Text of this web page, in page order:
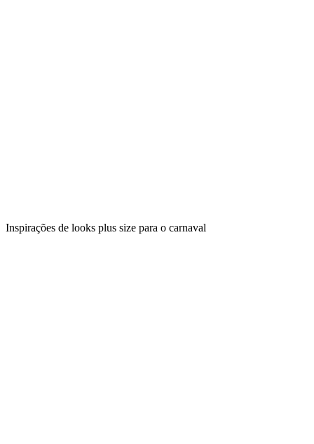
Inspirações de looks plus size para o carnaval